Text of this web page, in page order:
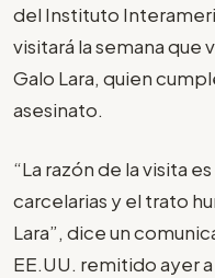
del Instituto
visitará la semana
Galo Lara, quien
asesinato.
“La razón de la visita
carcelarias y el trato
Lara”, dice un
EE.UU. remitido ayer a